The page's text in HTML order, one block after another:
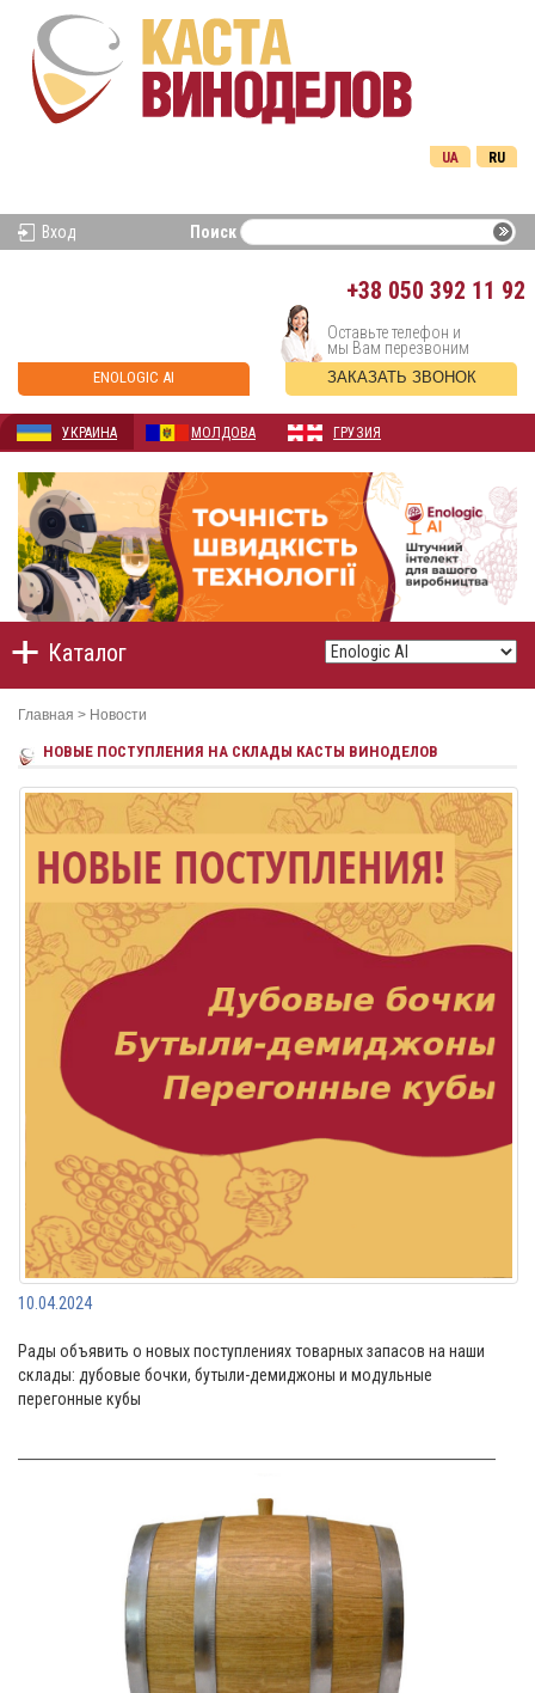
RU
UA
Вход Поиск
+38 050 392 11 92
ENOLOGIC AI
Оставьте телефон и
мы Вам перезвоним
ЗАКАЗАТЬ ЗВОНОК
УКРАИНА МОЛДОВА ГРУЗИЯ
Каталог
Главная > Новости
НОВЫЕ ПОСТУПЛЕНИЯ НА СКЛАДЫ КАСТЫ ВИНОДЕЛОВ
10.04.2024
Рады объявить о новых поступлениях товарных запасов на наши
склады: дубовые бочки, бутыли-демиджоны и модульные
перегонные кубы